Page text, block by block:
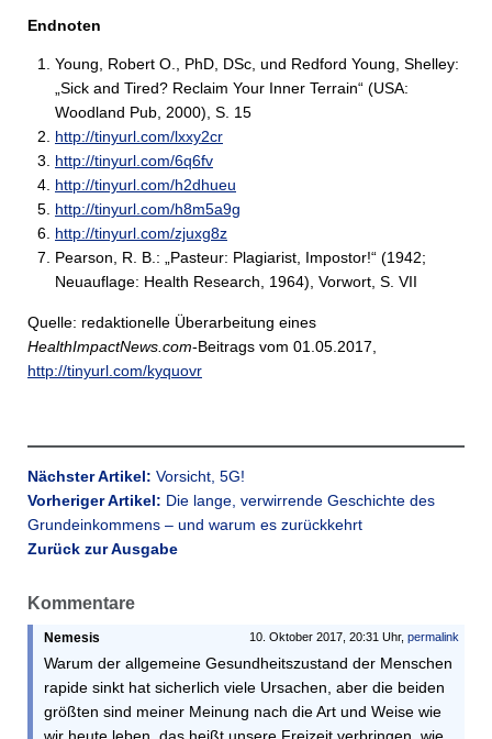
Endnoten
Young, Robert O., PhD, DSc, und Redford Young, Shelley:
„Sick and Tired? Reclaim Your Inner Terrain“ (USA:
Woodland Pub, 2000), S. 15
http://tinyurl.com/lxxy2cr
http://tinyurl.com/6q6fv
http://tinyurl.com/h2dhueu
http://tinyurl.com/h8m5a9g
http://tinyurl.com/zjuxg8z
Pearson, R. B.: „Pasteur: Plagiarist, Impostor!“ (1942;
Neuauflage: Health Research, 1964), Vorwort, S. VII
Quelle: redaktionelle Überarbeitung eines
HealthImpactNews.com-Beitrags vom 01.05.2017,
http://tinyurl.com/kyquovr
Nächster Artikel: Vorsicht, 5G!
Vorheriger Artikel: Die lange, verwirrende Geschichte des
Grundeinkommens – und warum es zurückkehrt
Zurück zur Ausgabe
Kommentare
10. Oktober 2017, 20:31 Uhr, permalink
Nemesis
Warum der allgemeine Gesundheitszustand der Menschen
rapide sinkt hat sicherlich viele Ursachen, aber die beiden
größten sind meiner Meinung nach die Art und Weise wie
wir heute leben, das heißt unsere Freizeit verbringen, wie